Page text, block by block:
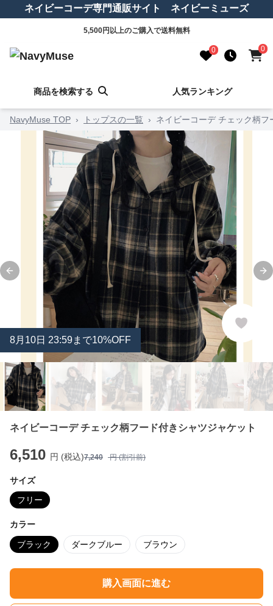
ネイビーコーデ専門通販サイト ネイビーミューズ
5,500円以上のご購入で送料無料
0 0
商品を検索する 人気ランキング
NavyMuse TOP › トップスの一覧 › ネイビーコーデ チェック柄
Previous slide
8月 10日 23:59まで10%OFF
ネイビーコーデ チェック柄フード付きシャツジャケット
6,510 円 (税込)7,240 円 (割引前)
サイズ
フリー
カラー
ブラック ダークブルー ブラウン
購入画面に進む